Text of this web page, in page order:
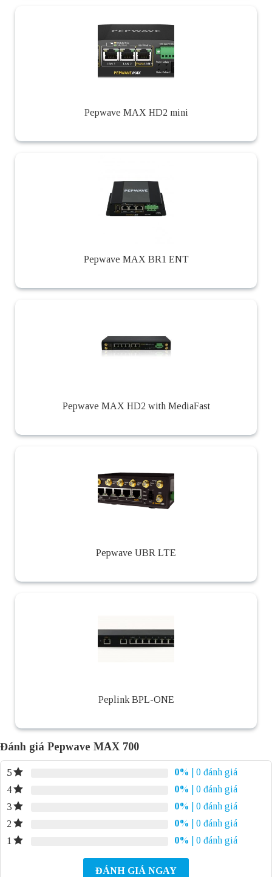
Pepwave MAX HD2 mini
Pepwave MAX BR1 ENT
Pepwave MAX HD2 with MediaFast
Pepwave UBR LTE
Peplink BPL-ONE
Đánh giá Pepwave MAX 700
5 0%
| 0 đánh giá
4
0%
| 0 đánh giá
3
0%
| 0 đánh giá
2
0%
| 0 đánh giá
1
0% | 0 đánh giá
ĐÁNH GIÁ NGAY